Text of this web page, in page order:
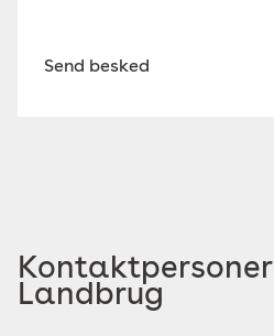
Send besked
Kontaktpersoner
Landbrug